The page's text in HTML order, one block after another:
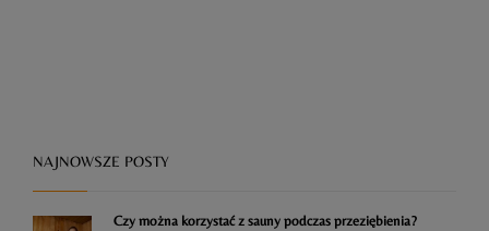
NAJNOWSZE POSTY
Czy można korzystać z sauny podczas przeziębienia?